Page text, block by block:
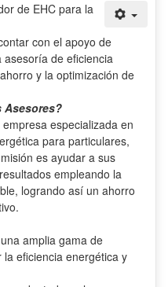
de EHC para la
con el apoyo de
asesoría de eficiencia
y la optimización de
Asesores?
especializada en
para particulares,
es ayudar a sus
empleando la
logrando así un ahorro
amplia gama de
eficiencia energética y